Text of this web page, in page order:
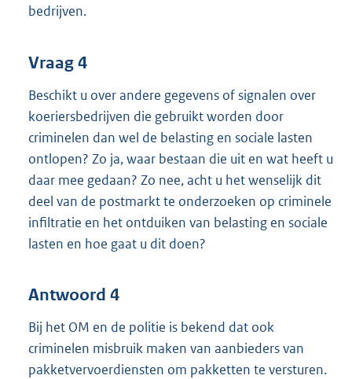
bedrijven.
Vraag 4
Beschikt u over andere gegevens of signalen over
koeriersbedrijven die gebruikt worden door
criminelen dan wel de belasting en sociale lasten
ontlopen? Zo ja, waar bestaan die uit en wat heeft u
daar mee gedaan? Zo nee, acht u het wenselijk dit
deel van de postmarkt te onderzoeken op criminele
infiltratie en het ontduiken van belasting en sociale
lasten en hoe gaat u dit doen?
Antwoord 4
Bij het OM en de politie is bekend dat ook
criminelen misbruik maken van aanbieders van
pakketvervoerdiensten om pakketten te versturen.